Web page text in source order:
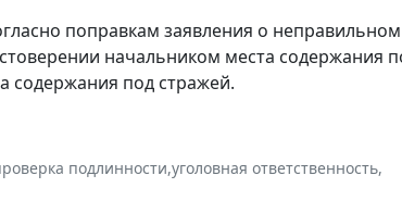
поправкам заявления о
начальником места содержания
содержания под стражей.
подлинности,уголовная ответственность,